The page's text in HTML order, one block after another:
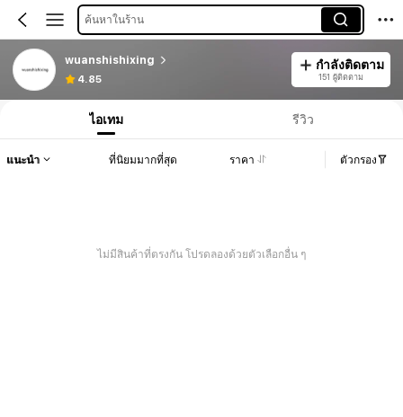
ค้นหาในร้าน
wuanshishixing
4.85
กำลังติดตาม
151 ผู้ติดตาม
ไอเทม รีวิว
แนะนำ ที่นิยมมากที่สุด ราคา ตัวกรอง
ไม่มีสินค้าที่ตรงกัน โปรดลองด้วยตัวเลือกอื่น ๆ